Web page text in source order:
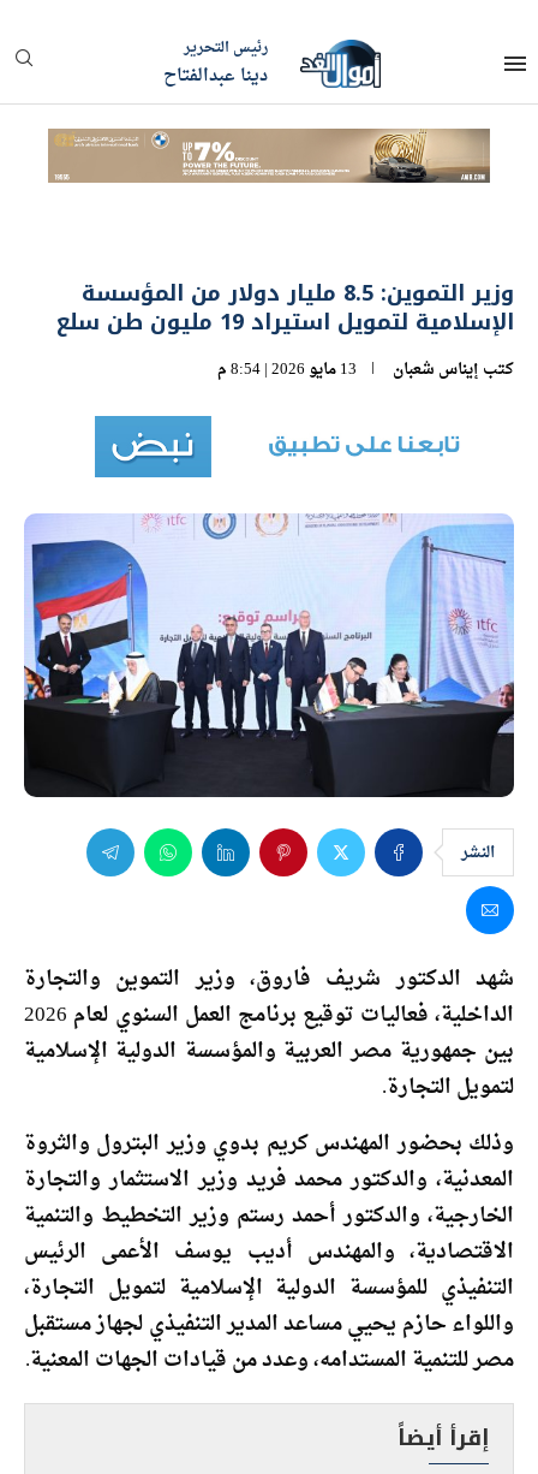
رئيس التحرير
دينا عبدالفتاح
وزير التموين: 8.5 مليار دولار من المؤسسة
الإسلامية لتمويل استيراد 19 مليون طن سلع
كتب إيناس شعبان 13 مايو 2026 | 8:54 م
النشر
شهد الدكتور شريف فاروق، وزير التموين والتجارة
الداخلية، فعاليات توقيع برنامج العمل السنوي لعام 2026
بين جمهورية مصر العربية والمؤسسة الدولية الإسلامية
لتمويل التجارة.
وذلك بحضور المهندس كريم بدوي وزير البترول والثروة
المعدنية، والدكتور محمد فريد وزير الاستثمار والتجارة
الخارجية، والدكتور أحمد رستم وزير التخطيط والتنمية
الاقتصادية، والمهندس أديب يوسف الأعمى الرئيس
التنفيذي للمؤسسة الدولية الإسلامية لتمويل التجارة،
واللواء حازم يحيي مساعد المدير التنفيذي لجهاز مستقبل
مصر للتنمية المستدامه، وعدد من قيادات الجهات المعنية.
إقرأ أيضاً